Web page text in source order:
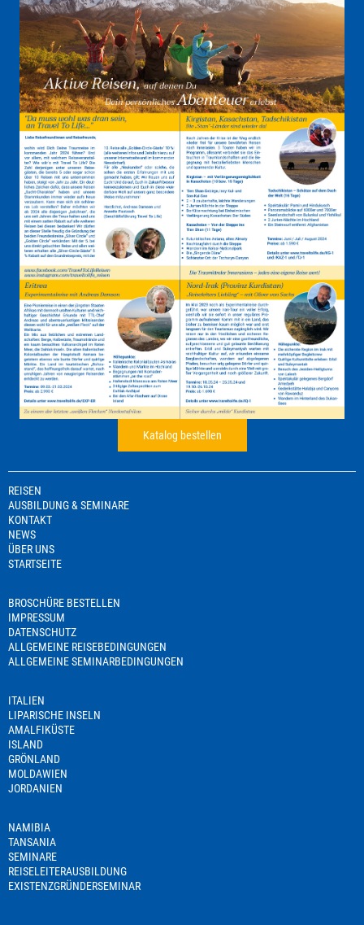
Katalog bestellen
REISEN
AUSBILDUNG & SEMINARE
KONTAKT
NEWS
ÜBER UNS
STARTSEITE
BROSCHÜRE BESTELLEN
IMPRESSUM
DATENSCHUTZ
ALLGEMEINE REISEBEDINGUNGEN
ALLGEMEINE SEMINARBEDINGUNGEN
ITALIEN
LIPARISCHE INSELN
AMALFIKÜSTE
ISLAND
GRÖNLAND
MOLDAWIEN
JORDANIEN
NAMIBIA
TANSANIA
SEMINARE
REISELEITERAUSBILDUNG
EXISTENZGRÜNDERSEMINAR